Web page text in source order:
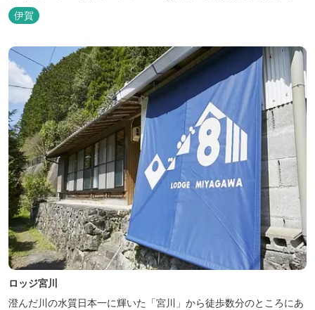
う！ ②忍者をめざそう！（入門・初級編） ③忍者の基礎体力づく
り！農業体験！ ④忍者の里山散策と忍者修行を楽しもう！（山中
伊賀
ロッジ宮川
澄んだ川の水質日本一に輝いた「宮川」から徒歩数分のところにあ